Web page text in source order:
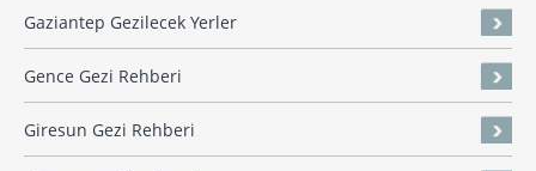
Gaziantep Gezilecek Yerler
Gence Gezi Rehberi
Giresun Gezi Rehberi